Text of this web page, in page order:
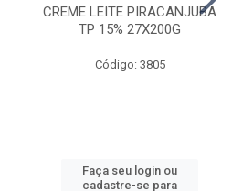
CREME LEITE PIRACANJUBA
TP 15% 27X200G
Código: 3805
Faça seu login ou
cadastre-se para